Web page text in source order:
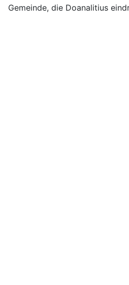
Gemeinde, die Doanalitius